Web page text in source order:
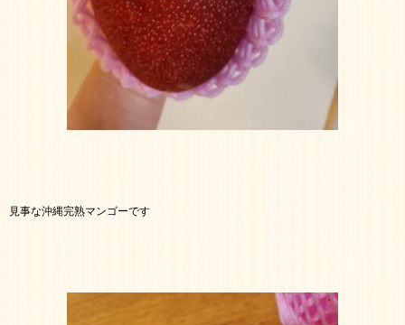
見事な沖縄完熟マンゴーです